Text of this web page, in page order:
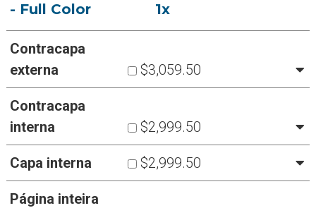
- Full Color
1x
Contracapa
externa
$3,059.50
Contracapa
interna
$2,999.50
Capa interna $2,999.50
Página inteira